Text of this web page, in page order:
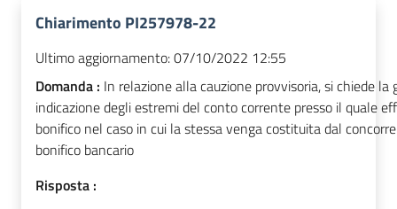
Chiarimento PI257978-22
Ultimo aggiornamento:07/10/2022 12:55
Domanda : In relazione alla cauzione provvisoria, si chiede la
indicazione degli estremi del conto corrente presso il quale
bonifico nel caso in cui la stessa venga costituita dal
bonifico bancario
Risposta :